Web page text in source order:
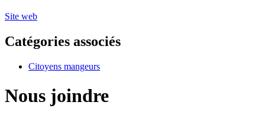
Site web
Catégories associés
Citoyens mangeurs
Nous joindre